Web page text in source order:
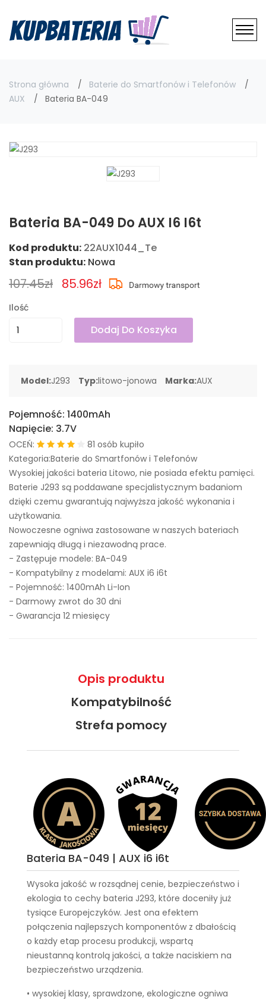
Strona główna
Baterie do Smartfonów i Telefonów
AUX
Bateria BA-049
Bateria BA-049 Do AUX I6 I6t
Kod produktu: 22AUX1044_Te
Stan produktu: Nowa
107.45zł 85.96zł
Ilość
Dodaj Do Koszyka
Model:J293 Typ:litowo-jonowa Marka:AUX
Pojemność: 1400mAh
Napięcie: 3.7V
OCEŃ:
81 osób kupiło
Kategoria:Baterie do Smartfonów i Telefonów
Wysokiej jakości bateria Litowo, nie posiada efektu pamięci.
Baterie J293 są poddawane specjalistycznym badaniom
dzięki czemu gwarantują najwyższa jakość wykonania i
użytkowania.
Nowoczesne ogniwa zastosowane w naszych bateriach
zapewniają długą i niezawodną prace.
- Zastępuje modele: BA-049
- Kompatybilny z modelami: AUX i6 i6t
- Pojemność: 1400mAh Li-Ion
- Darmowy zwrot do 30 dni
- Gwarancja 12 miesięcy
Opis produktu
Kompatybilność
Strefa pomocy
Bateria BA-049 | AUX i6 i6t
Wysoka jakość w rozsądnej cenie, bezpieczeństwo i
ekologia to cechy bateria J293, które doceniły już
tysiące Europejczyków. Jest ona efektem
połączenia najlepszych komponentów z dbałością
o każdy etap procesu produkcji, wspartą
nieustanną kontrolą jakości, a także naciskiem na
bezpieczeństwo urządzenia.
• wysokiej klasy, sprawdzone, ekologiczne ogniwa